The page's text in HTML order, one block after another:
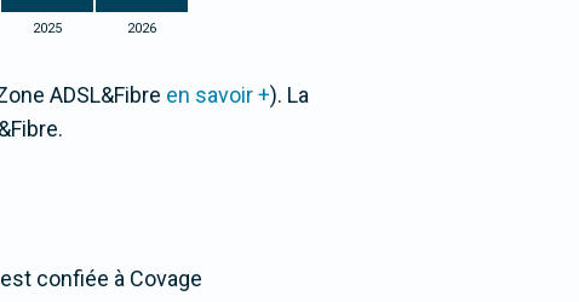
2025 2026
ADSL&Fibre en savoir +). La
confiée à Covage